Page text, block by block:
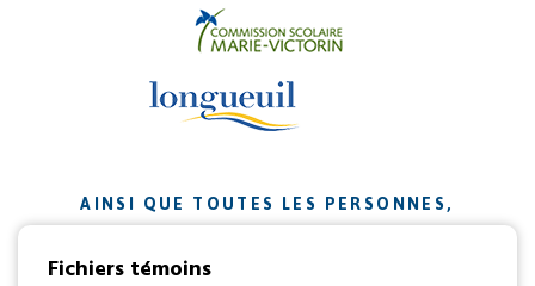
AINSI QUE TOUTES LES PERSONNES,
ORGANISMES ET ENTREPRISES QUI ONT
CONTRIBUÉ À NOTRE MISSION.
Fichiers témoins